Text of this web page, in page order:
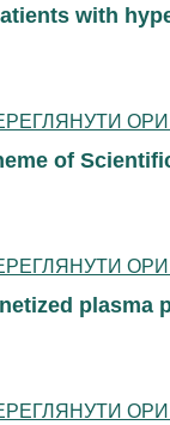
with
of
plasma